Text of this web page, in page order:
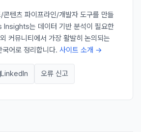
텐츠 파이프라인/개발자 도구를 만들
Insights는 데이터 기반 분석이 필요한
커뮤니티에서 가장 활발히 논의되는
어로 정리합니다. 사이트 소개 →
LinkedIn 오류 신고